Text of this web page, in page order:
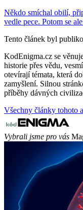
Někdo smíchal obilí,
vedle pece. Potom se
Tento článek byl
KodEnigma.cz se
historie přes vědu,
otevírají témata, která
zamyšlení. Silnou
příběhy dávných
Všechny články tohoto
Vybrali jsme pro vás